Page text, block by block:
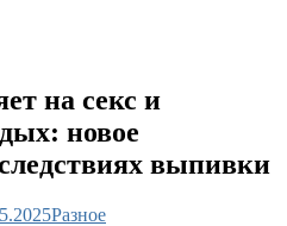
на секс и
новое
выпивки
Как
Разное